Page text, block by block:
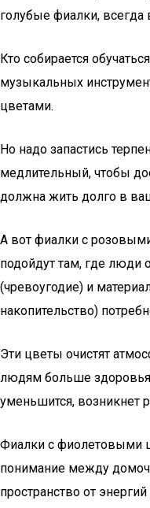
голубые фиалки, всегда
Кто собирается
музыкальных
цветами.
Но надо запастись
медлительный, чтобы
должна жить долго в
А вот фиалки с
подойдут там, где люди
(чревоугодие) и
накопительство)
Эти цветы очистят
людям больше
уменьшится, возникнет
Фиалки с фиолетовыми
понимание между
пространство от энергий